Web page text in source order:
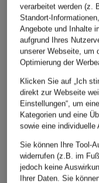
verarbeitet werden (z.
Standort-
Angebote und Inhalte
aufgrund Ihres
unserer Webseite, um
Optimierung der
Klicken Sie auf „Ich
direkt zur Webseite
Einstellungen“, um
Kategorien und eine
sowie eine individuelle
Sie können Ihre Tool-
widerrufen (z.B. im
jedoch keine
Ihrer Daten. Sie